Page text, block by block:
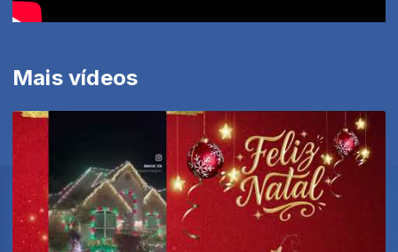
Mais vídeos